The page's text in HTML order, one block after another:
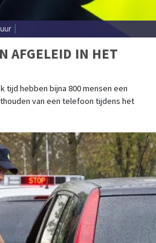
AFGELEID IN HET
tijd hebben bijna 800 mensen een
van een telefoon tijdens het